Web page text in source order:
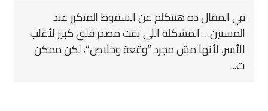
في المقال ده هنتكلم عن السقوط المتكرر عند
المسنين… المشكلة اللي بقت مصدر قلق كبير لأغلب
الأسر، لأنها مش مجرد “وقعة وخلاص”، لكن ممكن
ت...